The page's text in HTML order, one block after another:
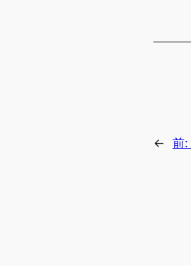
← 前: